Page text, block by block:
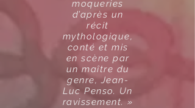
moqueries
d’après un
récit
mythologique,
conté et mis
en scène par
un maître du
genre, Jean-
Luc Penso. Un
ravissement. »